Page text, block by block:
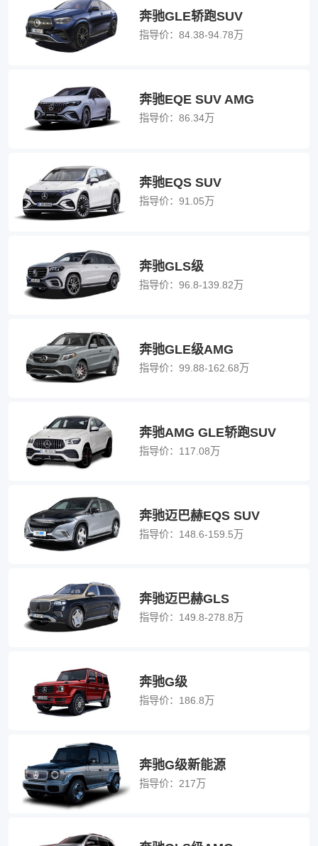
奔驰GLE轿跑SUV
指导价： 84.38-94.78万
奔驰EQE SUV AMG
指导价： 86.34万
奔驰EQS SUV
指导价： 91.05万
奔驰GLS级
指导价： 96.8-139.82万
奔驰GLE级AMG
指导价： 99.88-162.68万
奔驰AMG GLE轿跑SUV
指导价： 117.08万
奔驰迈巴赫EQS SUV
指导价： 148.6-159.5万
奔驰迈巴赫GLS
指导价： 149.8-278.8万
奔驰G级
指导价： 186.8万
奔驰G级新能源
指导价： 217万